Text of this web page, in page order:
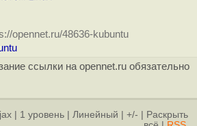
opennet.ru/48636-kubuntu
ссылки на opennet.ru обязательно
1 уровень Линейный +/-
Раскрыть